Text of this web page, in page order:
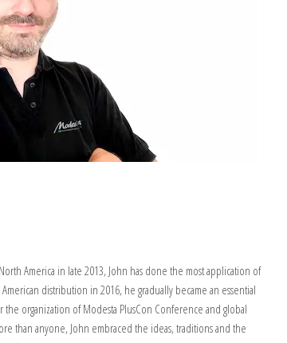
America in late 2013, John has done the most application of
distribution in 2016, he gradually became an essential
organization of Modesta PlusCon Conference and global
than anyone, John embraced the ideas, traditions and the